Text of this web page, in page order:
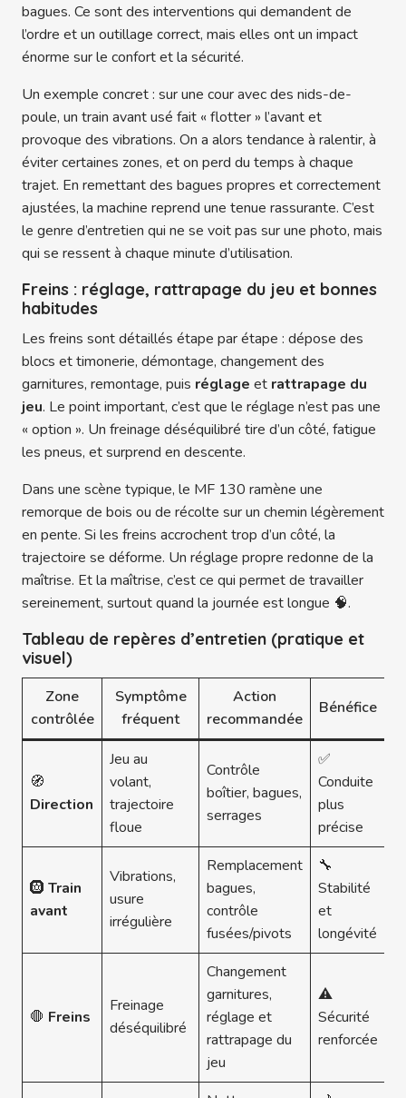
bagues. Ce sont des interventions qui demandent de
l’ordre et un outillage correct, mais elles ont un impact
énorme sur le confort et la sécurité.
Un exemple concret : sur une cour avec des nids-de-
poule, un train avant usé fait « flotter » l’avant et
provoque des vibrations. On a alors tendance à ralentir, à
éviter certaines zones, et on perd du temps à chaque
trajet. En remettant des bagues propres et correctement
ajustées, la machine reprend une tenue rassurante. C’est
le genre d’entretien qui ne se voit pas sur une photo, mais
qui se ressent à chaque minute d’utilisation.
Freins : réglage, rattrapage du jeu et bonnes
habitudes
Les freins sont détaillés étape par étape : dépose des
blocs et timonerie, démontage, changement des
garnitures, remontage, puis réglage et rattrapage du
jeu. Le point important, c’est que le réglage n’est pas une
« option ». Un freinage déséquilibré tire d’un côté, fatigue
les pneus, et surprend en descente.
Dans une scène typique, le MF 130 ramène une
remorque de bois ou de récolte sur un chemin légèrement
en pente. Si les freins accrochent trop d’un côté, la
trajectoire se déforme. Un réglage propre redonne de la
maîtrise. Et la maîtrise, c’est ce qui permet de travailler
sereinement, surtout quand la journée est longue 🧠.
Tableau de repères d’entretien (pratique et
visuel)
Zone
contrôlée
Symptôme
fréquent
Action
recommandée
Bénéfice
🧭
Direction
Jeu au
volant,
trajectoire
floue
Contrôle
boîtier, bagues,
serrages
✅
Conduite
plus
précise
🛞 Train
avant
Vibrations,
usure
irrégulière
Remplacement
bagues,
contrôle
fusées/pivots
🔧
Stabilité
et
longévité
🛑 Freins
Freinage
déséquilibré
Changement
garnitures,
réglage et
rattrapage du
jeu
⚠️
Sécurité
renforcée